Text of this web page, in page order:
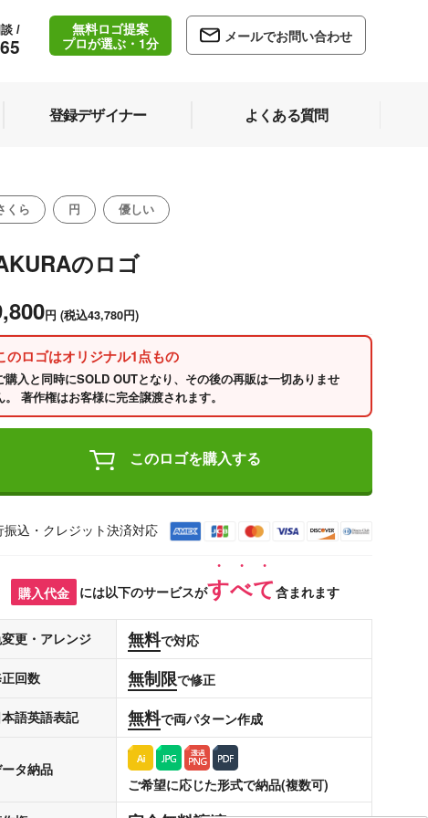
/
無料ロゴ提案
プロが選ぶ・1分
メールでお問い合わせ
登録デザイナー よくある質問
くら 円 優しい
のロゴ
円 (税込43,780円)
のロゴはオリジナル1点もの
購入と同時にSOLD OUTとなり、その後の再販は一切ありませ
。 著作権はお客様に完全譲渡されます。
このロゴを購入する
振込・クレジット決済対応
購入代金 には以下のサービスがすべて含まれます
更・アレンジ 無料で対応
回数 無制限で修正
本語英語表記 無料で両パターン作成
タ納品
ご希望に応じた形式で納品(複数可)